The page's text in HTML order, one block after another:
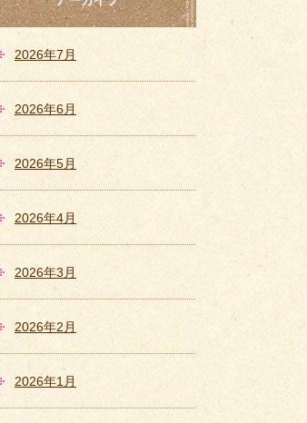
2026年7月
2026年6月
2026年5月
2026年4月
2026年3月
2026年2月
2026年1月